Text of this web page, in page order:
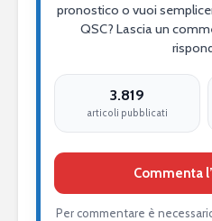
pronostico o vuoi
QSC? Lascia un
3.819
articoli pubblicati
Commenta
Per commentare è